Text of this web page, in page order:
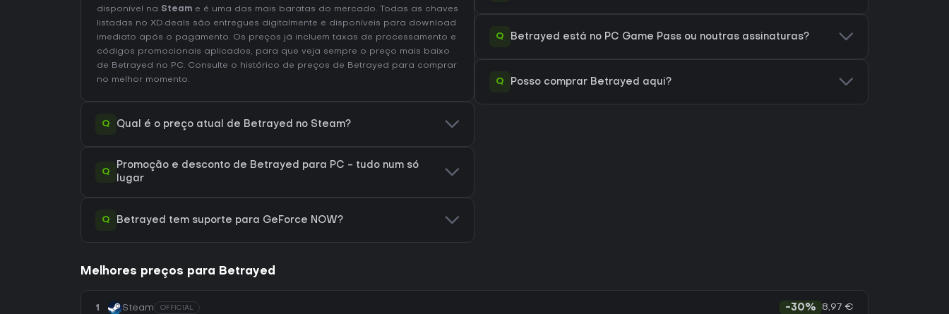
disponível na Steam e é uma das mais baratas do mercado. Todas as chaves
listadas no XD.deals são entregues digitalmente e disponíveis para download
imediato após o pagamento. Os preços já incluem taxas de processamento e
códigos promocionais aplicados, para que veja sempre o preço mais baixo
de Betrayed no PC. Consulte o histórico de preços de Betrayed para comprar
no melhor momento.
Q Qual é o preço atual de Betrayed no Steam?
Q
Promoção e desconto de Betrayed para PC - tudo num só
lugar
Q Betrayed tem suporte para GeForce NOW?
Q Betrayed está no PC Game Pass ou noutras assinaturas?
Q Posso comprar Betrayed aqui?
Melhores preços para Betrayed
1 Steam OFFICIAL -30% 8,97 €